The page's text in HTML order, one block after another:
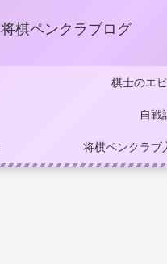
将棋ペンクラブログ
棋士のエ
自戦
将棋ペンクラブ